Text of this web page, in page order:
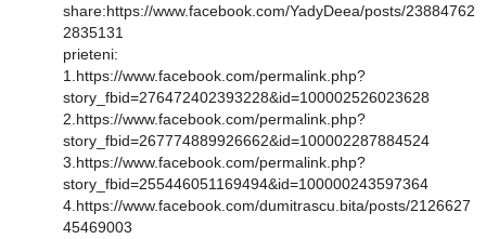
share:https://www.facebook.com/YadyDeea/posts/23884762
2835131
prieteni:
1.https://www.facebook.com/permalink.php?
story_fbid=276472402393228&id=100002526023628
2.https://www.facebook.com/permalink.php?
story_fbid=267774889926662&id=100002287884524
3.https://www.facebook.com/permalink.php?
story_fbid=255446051169494&id=100000243597364
4.https://www.facebook.com/dumitrascu.bita/posts/2126627
45469003